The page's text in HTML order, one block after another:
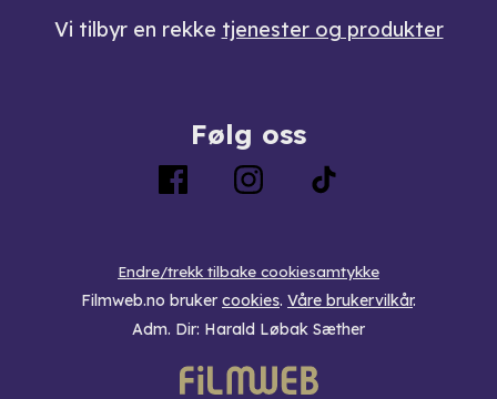
Vi tilbyr en rekke tjenester og produkter
Følg oss
Endre/trekk tilbake cookiesamtykke
Filmweb.no bruker cookies. Våre brukervilkår.
Adm. Dir: Harald Løbak Sæther